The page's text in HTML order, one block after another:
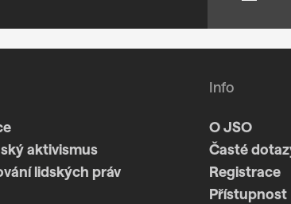
aktivismus
lidských práv
Info
O JSO
Časté
Registrace
Přístupnost